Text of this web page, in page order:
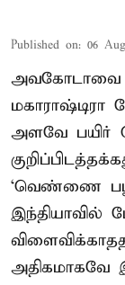
Published on: 06
அவகோடாவை
அளவே பயிர்
‘வெண்ணை
அதிகமாகவே